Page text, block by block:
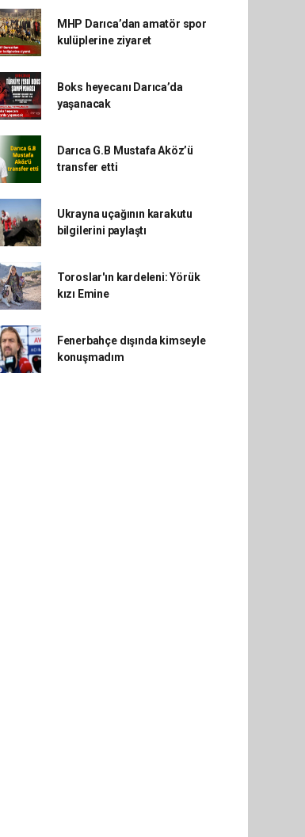
MHP Darıca’dan amatör spor
kulüplerine ziyaret
Boks heyecanı Darıca’da
yaşanacak
Darıca G.B Mustafa Aköz’ü
transfer etti
Ukrayna uçağının karakutu
bilgilerini paylaştı
Toroslar'ın kardeleni: Yörük
kızı Emine
Fenerbahçe dışında kimseyle
konuşmadım